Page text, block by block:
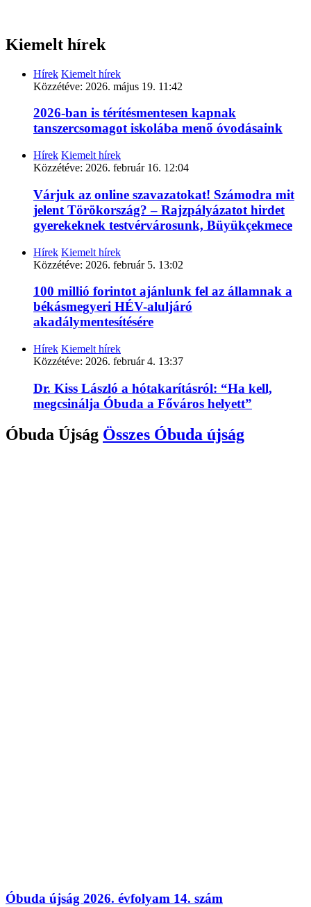
Kiemelt hírek
Hírek Kiemelt hírek
Közzétéve: 2026. május 19. 11:42
2026-ban is térítésmentesen kapnak
tanszercsomagot iskolába menő óvodásaink
Hírek Kiemelt hírek
Közzétéve: 2026. február 16. 12:04
Várjuk az online szavazatokat! Számodra mit
jelent Törökország? – Rajzpályázatot hirdet
gyerekeknek testvérvárosunk, Büyükçekmece
Hírek Kiemelt hírek
Közzétéve: 2026. február 5. 13:02
100 millió forintot ajánlunk fel az államnak a
békásmegyeri HÉV-aluljáró
akadálymentesítésére
Hírek Kiemelt hírek
Közzétéve: 2026. február 4. 13:37
Dr. Kiss László a hótakarításról: “Ha kell,
megcsinálja Óbuda a Főváros helyett”
Óbuda Újság Összes Óbuda újság
Óbuda újság 2026. évfolyam 14. szám